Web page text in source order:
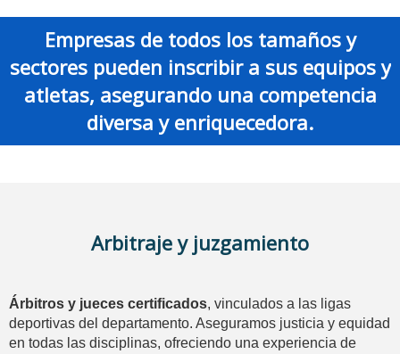
Empresas de todos los tamaños y
sectores pueden inscribir a sus equipos y
atletas, asegurando una competencia
diversa y enriquecedora.
Arbitraje y juzgamiento
Árbitros y jueces certificados, vinculados a las ligas
deportivas del departamento. Aseguramos justicia y equidad
en todas las disciplinas, ofreciendo una experiencia de